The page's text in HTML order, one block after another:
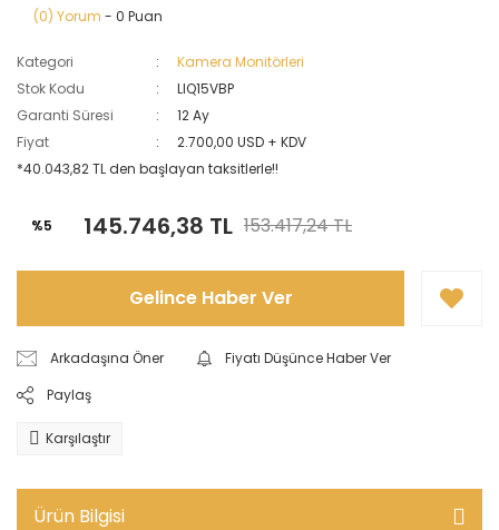
(0) Yorum - 0 Puan
Kategori
Kamera Monitörleri
Stok Kodu
LIQ15VBP
Garanti Süresi
12 Ay
Fiyat
2.700,00 USD + KDV
*40.043,82 TL den başlayan taksitlerle!!
%5 145.746,38 TL 153.417,24 TL
Gelince Haber Ver
Arkadaşına Öner
Fiyatı Düşünce Haber Ver
Paylaş
Karşılaştır
Ürün Bilgisi